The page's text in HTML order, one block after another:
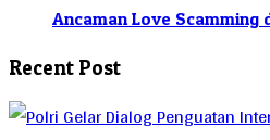
Ancaman Love Scamming
Recent Post